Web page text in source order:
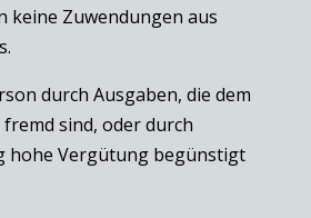
keine Zuwendungen aus
durch Ausgaben, die dem
fremd sind, oder durch
hohe Vergütung begünstigt